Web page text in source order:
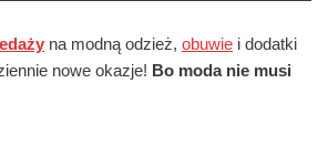
na modną odzież, obuwie i dodatki
nowe okazje! Bo moda nie musi